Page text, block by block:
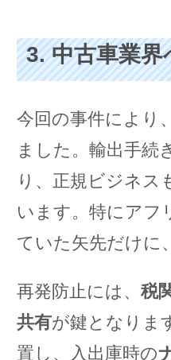
3. 中古車業界
今回の事件により、
ました。輸出手続
り、正規ビジネス
います。特にアフ
ていた矢先だけに
再発防止には、 税
共有が鍵となりま
置し、入出庫時の